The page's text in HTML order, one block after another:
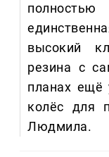
полностью
высокий
резина с
планах ещё
колёс для
Людмила.